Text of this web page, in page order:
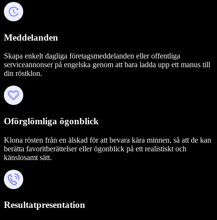
Meddelanden
Skapa enkelt dagliga företagsmeddelanden eller offentliga
serviceannonser på engelska genom att bara ladda upp ett manus till
din röstklon.
Oförglömliga ögonblick
Klona rösten från en älskad för att bevara kära minnen, så att de kan
berätta favoritberättelser eller ögonblick på ett realistiskt och
känslosamt sätt.
Resultatpresentation